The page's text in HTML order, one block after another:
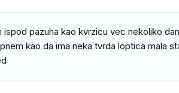
pazuha kao kvrzicu vec nekoliko
kao da ima neka tvrda loptica mala